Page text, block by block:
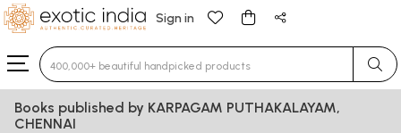
Sign in
Type 3 or more characters for results.
Books published by KARPAGAM PUTHAKALAYAM,
CHENNAI